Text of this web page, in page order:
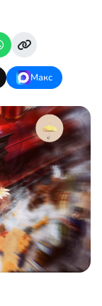
Макс